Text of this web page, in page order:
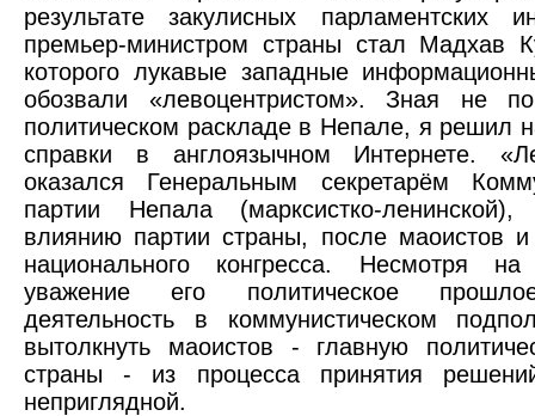
результате закулисных парламентских
премьер-министром страны стал Мадхав
которого лукавые западные
обозвали «левоцентристом». Зная не
политическом раскладе в Непале, я решил
справки в англоязычном Интернете.
оказался Генеральным секретарём
партии Непала (марксистко-
влиянию партии страны, после маоистов и
национального конгресса. Несмотря
уважение его политическое
деятельность в коммунистическом
вытолкнуть маоистов - главную
страны - из процесса принятия
неприглядной.